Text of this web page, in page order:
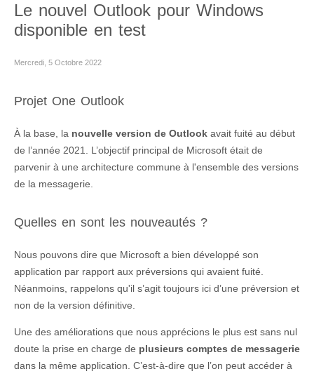
Le nouvel Outlook pour Windows
disponible en test
Mercredi, 5 Octobre 2022
Projet One Outlook
À la base, la nouvelle version de Outlook avait fuité au début
de l’année 2021. L’objectif principal de Microsoft était de
parvenir à une architecture commune à l'ensemble des versions
de la messagerie.
Quelles en sont les nouveautés ?
Nous pouvons dire que Microsoft a bien développé son
application par rapport aux préversions qui avaient fuité.
Néanmoins, rappelons qu'il s’agit toujours ici d’une préversion et
non de la version définitive.
Une des améliorations que nous apprécions le plus est sans nul
doute la prise en charge de plusieurs comptes de messagerie
dans la même application. C’est-à-dire que l’on peut accéder à